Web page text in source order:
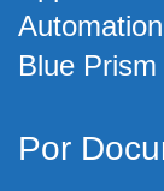
Blue Prism
Por